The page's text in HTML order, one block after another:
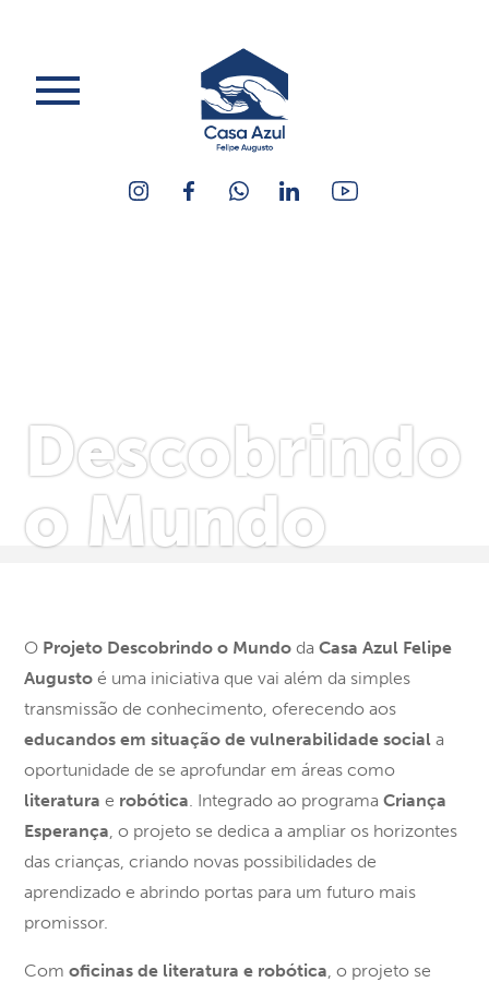
Descobrindo
o Mundo
O Projeto Descobrindo o Mundo daCasa Azul Felipe
Augusto é uma iniciativa que vai além da simples
transmissão de conhecimento, oferecendo aos
educandos em situação de vulnerabilidade social a
oportunidade de se aprofundar em áreas como
literatura e robótica. Integrado ao programaCriança
Esperança, o projeto se dedica a ampliar os horizontes
das crianças, criando novas possibilidades de
aprendizado e abrindo portas para um futuro mais
promissor.
Comoficinas de literatura e robótica, o projeto se